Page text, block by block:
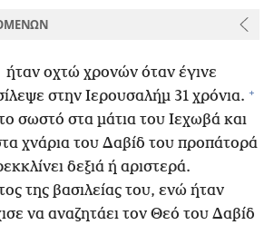
ήταν οχτώ χρονών όταν έγινε
στην Ιερουσαλήμ 31 χρόνια. +
σωστό στα μάτια του Ιεχωβά και
χνάρια του Δαβίδ του προπάτορά
δεξιά ή αριστερά.
της βασιλείας του, ενώ ήταν
να αναζητάει τον Θεό του Δαβίδ